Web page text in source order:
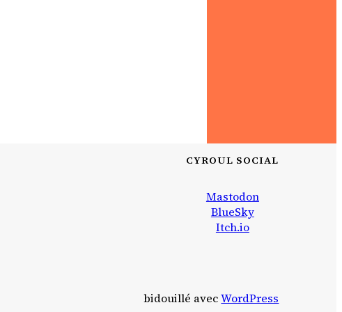
CYROUL SOCIAL
Mastodon
BlueSky
Itch.io
bidouillé avecWordPress